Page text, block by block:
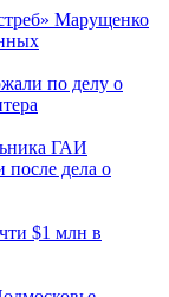
Марущенко
по делу о
ГАИ
после дела о
$1 млн в